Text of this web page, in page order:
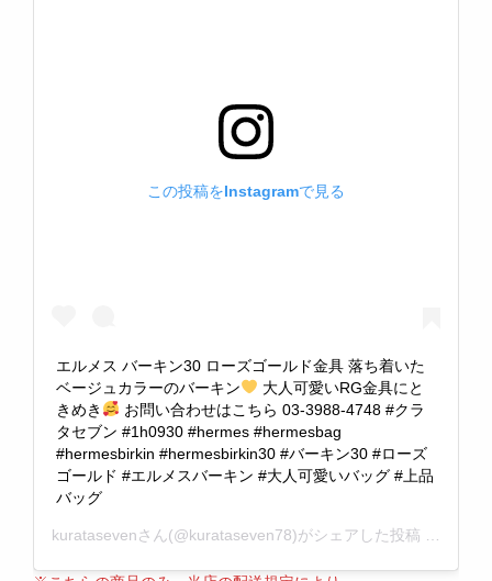
この投稿をInstagramで見る
エルメス バーキン30 ローズゴールド金具 落ち着いた
ベージュカラーのバーキン
大人可愛いRG金具にと
きめき
お問い合わせはこちら 03-3988-4748 #クラ
タセブン #1h0930 #hermes #hermesbag
#hermesbirkin #hermesbirkin30 #バーキン30 #ローズ
ゴールド #エルメスバーキン #大人可愛いバッグ #上品
バッグ
kuratasevenさん(@kurataseven78)がシェアした投稿 –